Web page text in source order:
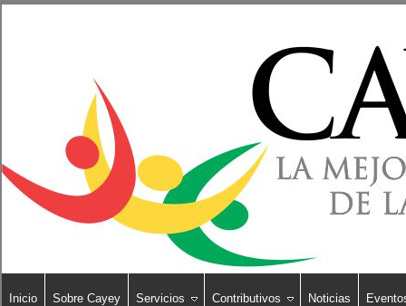
Inicio Sobre Cayey Servicios Contributivos Noticias